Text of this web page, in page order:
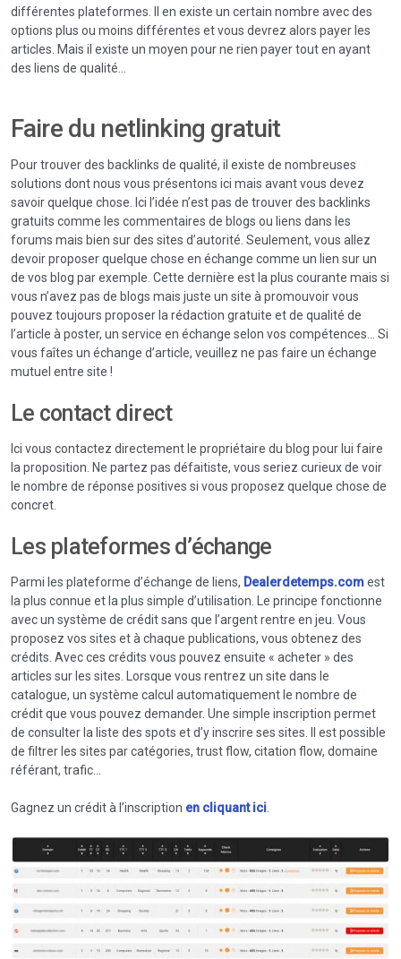
différentes plateformes. Il en existe un certain nombre avec des
options plus ou moins différentes et vous devrez alors payer les
articles. Mais il existe un moyen pour ne rien payer tout en ayant
des liens de qualité…
Faire du netlinking gratuit
Pour trouver des backlinks de qualité, il existe de nombreuses
solutions dont nous vous présentons ici mais avant vous devez
savoir quelque chose. Ici l’idée n’est pas de trouver des backlinks
gratuits comme les commentaires de blogs ou liens dans les
forums mais bien sur des sites d’autorité. Seulement, vous allez
devoir proposer quelque chose en échange comme un lien sur un
de vos blog par exemple. Cette dernière est la plus courante mais si
vous n’avez pas de blogs mais juste un site à promouvoir vous
pouvez toujours proposer la rédaction gratuite et de qualité de
l’article à poster, un service en échange selon vos compétences… Si
vous faîtes un échange d’article, veuillez ne pas faire un échange
mutuel entre site !
Le contact direct
Ici vous contactez directement le propriétaire du blog pour lui faire
la proposition. Ne partez pas défaitiste, vous seriez curieux de voir
le nombre de réponse positives si vous proposez quelque chose de
concret.
Les plateformes d’échange
Parmi les plateforme d’échange de liens, Dealerdetemps.comest
la plus connue et la plus simple d’utilisation. Le principe fonctionne
avec un système de crédit sans que l’argent rentre en jeu. Vous
proposez vos sites et à chaque publications, vous obtenez des
crédits. Avec ces crédits vous pouvez ensuite « acheter » des
articles sur les sites. Lorsque vous rentrez un site dans le
catalogue, un système calcul automatiquement le nombre de
crédit que vous pouvez demander. Une simple inscription permet
de consulter la liste des spots et d’y inscrire ses sites. Il est possible
de filtrer les sites par catégories, trust flow, citation flow, domaine
référant, trafic…
Gagnez un crédit à l’inscription en cliquant ici